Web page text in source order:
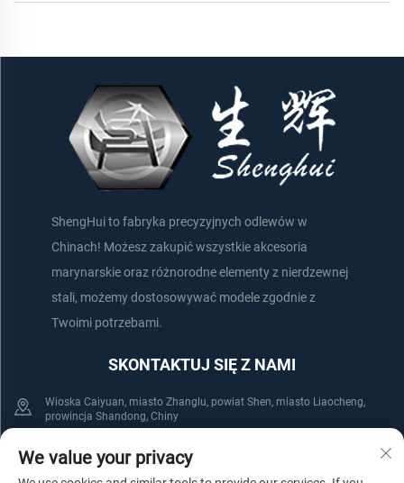
ShengHui to fabryka precyzyjnych odlewów w
Chinach! Możesz zakupić wszystkie akcesoria
marynarskie oraz różnorodne elementy z nierdzewnej
stali, możemy dostosowywać modele zgodnie z
Twoimi potrzebami.
SKONTAKTUJ SIĘ Z NAMI
Wioska Caiyuan, miasto Zhanglu, powiat Shen, miasto Liaocheng,
prowincja Shandong, Chiny
+86-152 75660044
We value your privacy